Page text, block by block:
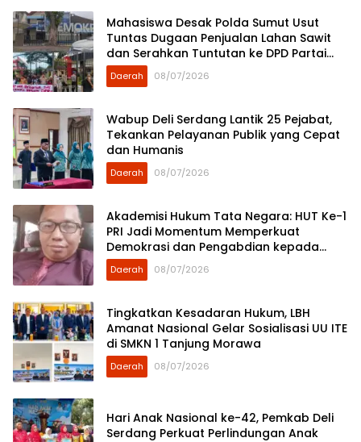
Mahasiswa Desak Polda Sumut Usut
Tuntas Dugaan Penjualan Lahan Sawit
dan Serahkan Tuntutan ke DPD Partai
Demokrat Sumut
Daerah 08/07/2026
Wabup Deli Serdang Lantik 25 Pejabat,
Tekankan Pelayanan Publik yang Cepat
dan Humanis
Daerah 08/07/2026
Akademisi Hukum Tata Negara: HUT Ke-1
PRI Jadi Momentum Memperkuat
Demokrasi dan Pengabdian kepada
Rakyat
Daerah 08/07/2026
Tingkatkan Kesadaran Hukum, LBH
Amanat Nasional Gelar Sosialisasi UU ITE
di SMKN 1 Tanjung Morawa
Daerah 08/07/2026
Hari Anak Nasional ke-42, Pemkab Deli
Serdang Perkuat Perlindungan Anak